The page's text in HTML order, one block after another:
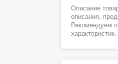
Описание
описания,
Рекомендуем
характеристик.